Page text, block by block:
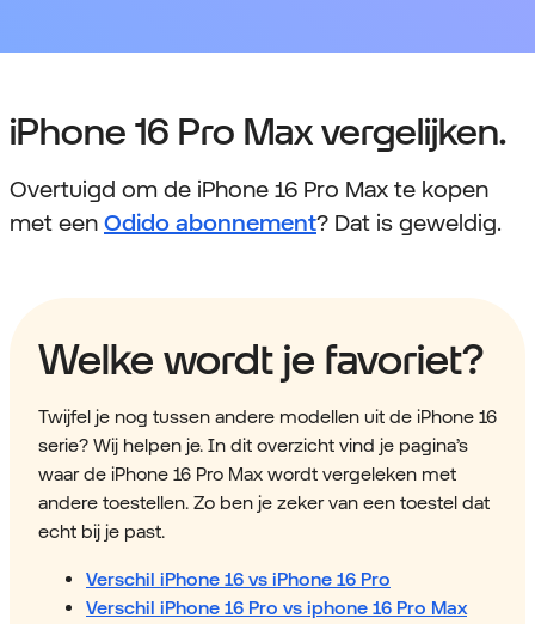
iPhone 16 Pro Max vergelijken.
Overtuigd om de iPhone 16 Pro Max te kopen
met een Odido abonnement? Dat is geweldig.
Welke wordt je favoriet?
Twijfel je nog tussen andere modellen uit de iPhone 16
serie? Wij helpen je. In dit overzicht vind je pagina’s
waar de iPhone 16 Pro Max wordt vergeleken met
andere toestellen. Zo ben je zeker van een toestel dat
echt bij je past.
Verschil iPhone 16 vs iPhone 16 Pro
Verschil iPhone 16 Pro vs iphone 16 Pro Max